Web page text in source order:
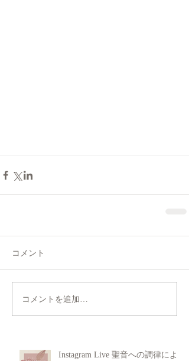
コメント
コメントを追加…
Instagram Live 聖音への調律によ